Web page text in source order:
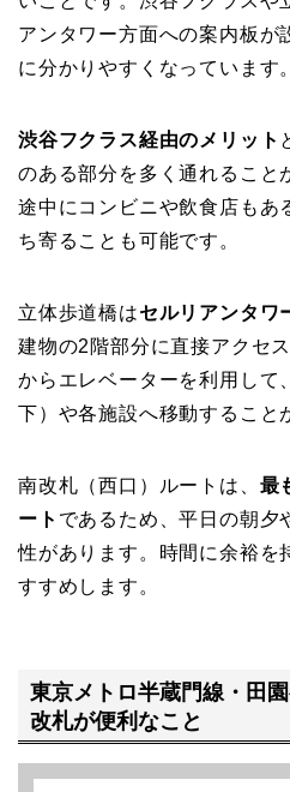
アンタワー方面への案内板が
に分かりやすくなっています。
渋谷フクラス経由のメリット
のある部分を多く通れること
途中にコンビニや飲食店もあ
ち寄ることも可能です。
立体歩道橋はセルリアンタワ
建物の2階部分に直接アクセ
からエレベーターを利用して
下）や各施設へ移動すること
南改札（西口）ルートは、 最
ート であるため、平日の朝夕
性があります。時間に余裕を
すすめします。
東京メトロ半蔵門線・田
改札が便利なこと